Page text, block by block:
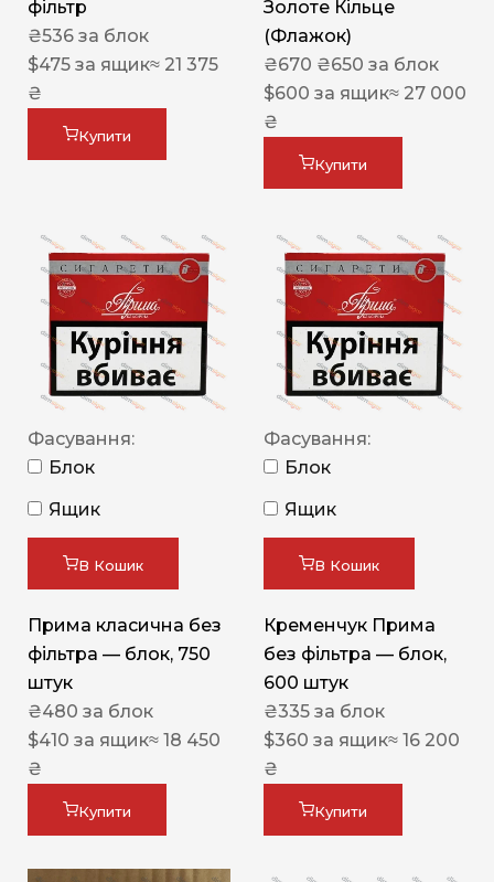
фільтр
₴536 за блок
$475 за ящик≈ 21 375
₴
Купити
Золоте Кільце
(Флажок)
₴670 ₴650 за блок
$600 за ящик≈ 27 000
₴
Купити
Фасування:
Блок
Ящик
В Кошик
Прима класична без
фільтра — блок, 750
штук
₴480 за блок
$410 за ящик≈ 18 450
₴
Купити
Фасування:
Блок
Ящик
В Кошик
Кременчук Прима
без фільтра — блок,
600 штук
₴335 за блок
$360 за ящик≈ 16 200
₴
Купити